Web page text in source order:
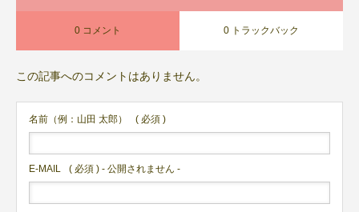
0 コメント 0 トラックバック
この記事へのコメントはありません。
名前（例：山田 太郎） ( 必須 )
E-MAIL ( 必須 ) - 公開されません -